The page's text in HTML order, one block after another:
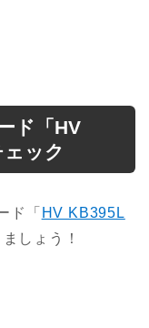
ド「HV
ック
ド「 HV KB395L
しょう！